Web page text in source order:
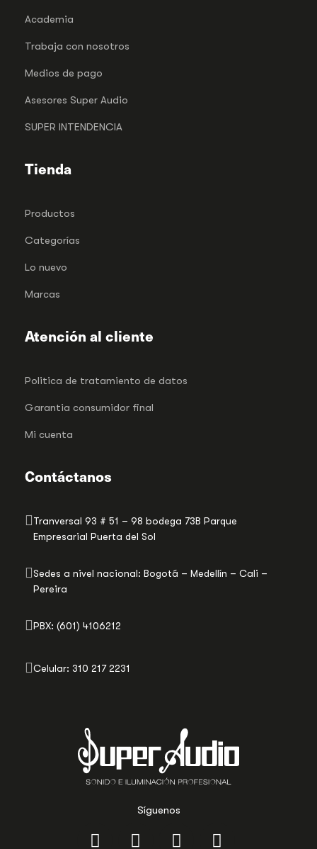
Síguenos
Academia
Trabaja con nosotros
Medios de pago
Asesores Super Audio
SUPER INTENDENCIA
Tienda
Productos
Categorías
Lo nuevo
Marcas
Atención al cliente
Politica de tratamiento de datos
Garantia consumidor final
Mi cuenta
Contáctanos
Tranversal 93 # 51 – 98 bodega 73B Parque
Empresarial Puerta del Sol
Sedes a nivel nacional: Bogotá – Medellín – Cali –
Pereira
PBX: (601) 4106212
Celular: 310 217 2231